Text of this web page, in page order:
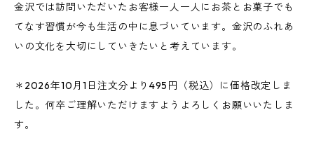
金沢では訪問いただいたお客様一人一人にお茶とお菓子でも
てなす習慣が今も生活の中に息づいています。金沢のふれあ
いの文化を大切にしていきたいと考えています。
＊2026年10月1日注文分より495円（税込）に価格改定しま
した。何卒ご理解いただけますようよろしくお願いいたしま
す。